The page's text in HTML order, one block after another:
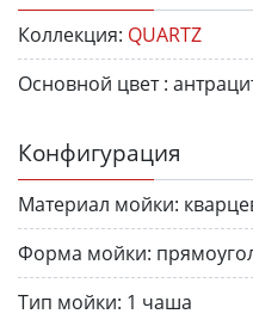
Коллекция: QUARTZ
Основной цвет :
Конфигурация
Материал мойки:
Форма мойки:
Тип мойки: 1 чаша